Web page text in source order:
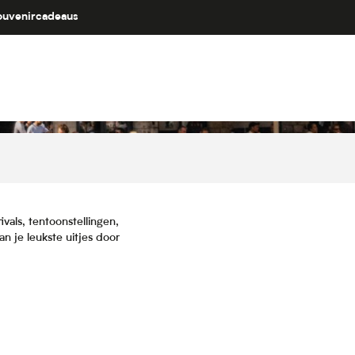
tentoonstellingen,
je leukste uitjes door